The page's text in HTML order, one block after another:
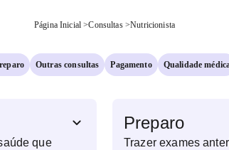
Página Inicial >Consultas >Nutricionista
Outras consultas Pagamento Qualidade
que
Preparo
Trazer exames